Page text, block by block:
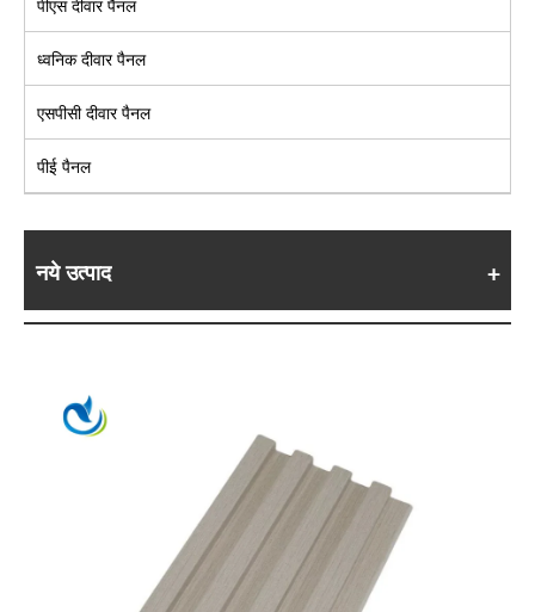
ध्वनिक दीवार पैनल
एसपीसी दीवार पैनल
पीई पैनल
नये उत्पाद